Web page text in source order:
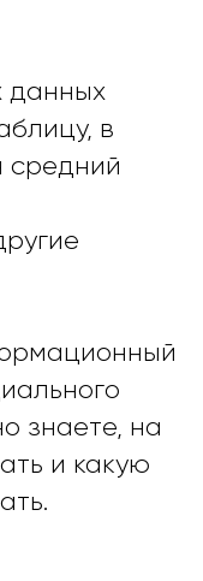
данных
в
средний
знаете, на
и какую